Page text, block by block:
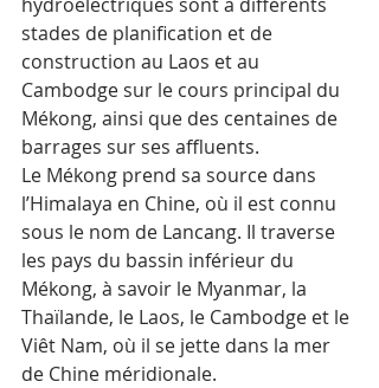
stades de planification et de
construction au Laos et au
Cambodge sur le cours principal du
Mékong, ainsi que des centaines de
barrages sur ses affluents.
Le Mékong prend sa source dans
l’Himalaya en Chine, où il est connu
sous le nom de Lancang. Il traverse
les pays du bassin inférieur du
Mékong, à savoir le Myanmar, la
Thaïlande, le Laos, le Cambodge et le
Viêt Nam, où il se jette dans la mer
de Chine méridionale.